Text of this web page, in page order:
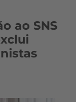
ao SNS